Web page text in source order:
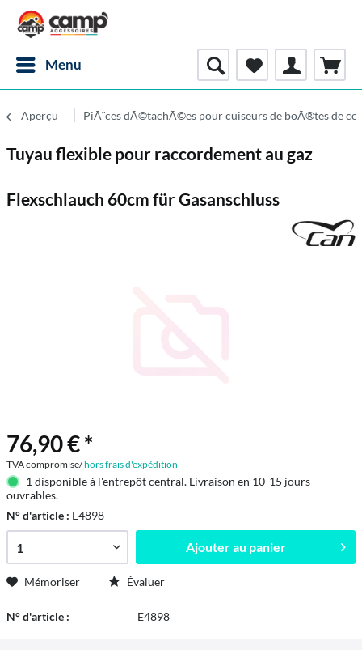
Menu
Aperçu PiÃ¨ces dÃ©tachÃ©es pour cuiseurs de boÃ®tes de
Tuyau flexible pour raccordement au gaz
Flexschlauch 60cm für Gasanschluss
76,90 € *
TVA compromise/hors frais d'expédition
1 disponible à l'entrepôt central. Livraison en 10-15 jours
ouvrables.
N° d'article : E4898
Ajouter au panier
Mémoriser Évaluer
N° d'article : E4898